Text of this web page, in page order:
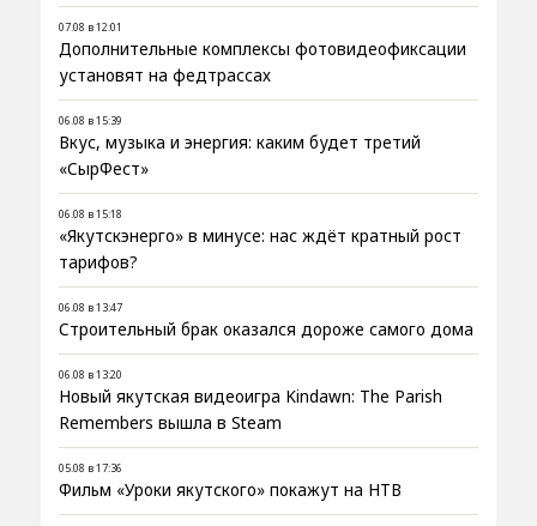
07.08 в 12:01
Дополнительные комплексы фотовидеофиксации
установят на федтрассах
06.08 в 15:39
Вкус, музыка и энергия: каким будет третий
«СырФест»
06.08 в 15:18
«Якутскэнерго» в минусе: нас ждёт кратный рост
тарифов?
06.08 в 13:47
Строительный брак оказался дороже самого дома
06.08 в 13:20
Новый якутская видеоигра Kindawn: The Parish
Remembers вышла в Steam
05.08 в 17:36
Фильм «Уроки якутского» покажут на НТВ